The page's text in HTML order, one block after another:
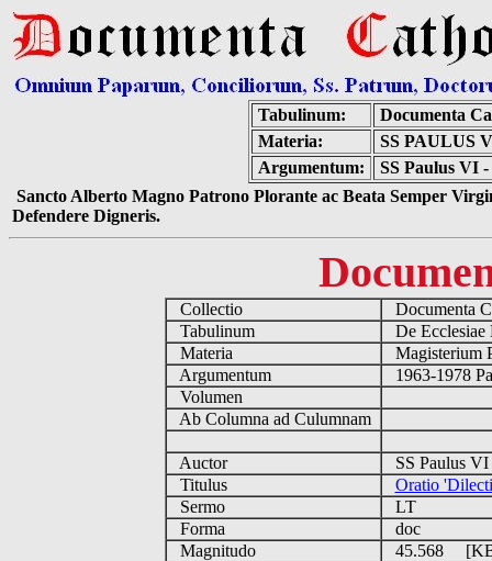
Tabulinum:
Documenta
Materia:
SS PAULUS
Argumentum:
SS Paulus VI
Sancto Alberto Magno Patrono Plorante ac Beata Semper
Defendere Digneris.
Collectio
Documenta
Tabulinum
De
Materia
Magisterium
Argumentum
1963-1978
Volumen
Ab Columna ad Culumnam
Auctor
SS Paulus
Titulus
Oratio
Sermo
LT
Forma
doc
Magnitudo
45.568